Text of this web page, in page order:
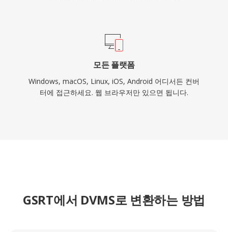
모든 플랫폼
Windows, macOS, Linux, iOS, Android 어디서든 컨버
터에 접근하세요. 웹 브라우저만 있으면 됩니다.
GSRT에서 DVMS로 변환하는 방법